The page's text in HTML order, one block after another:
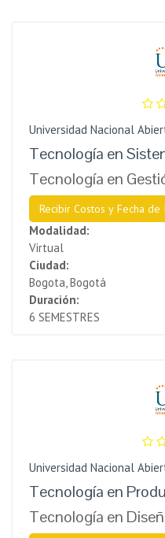
Universidad Nacional
Tecnología en
Tecnología en
Recibir Costos y Fecha de
Modalidad:
Virtual
Ciudad:
Bogota, Bogotá
Duración:
6 SEMESTRES
Universidad Nacional
Tecnología en
Tecnología en